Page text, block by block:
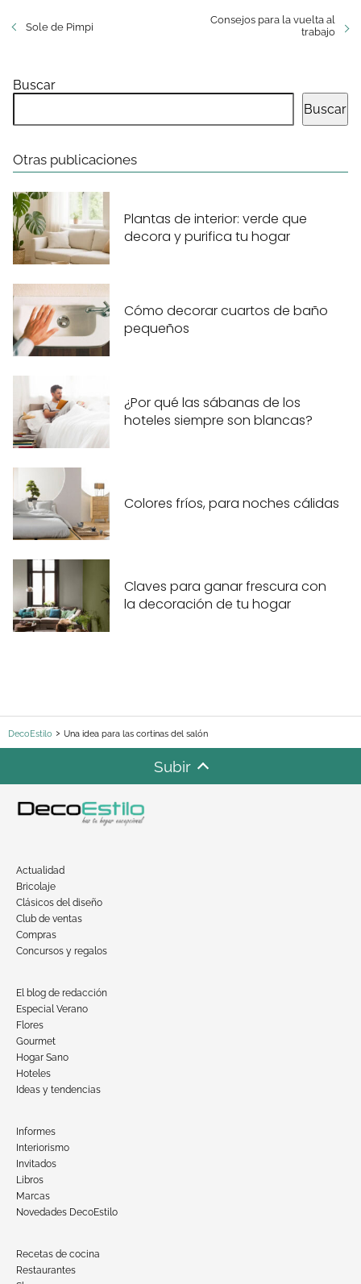
Sole de Pimpi
Consejos para la vuelta al
trabajo
Buscar
Buscar
Otras publicaciones
Plantas de interior: verde que
decora y purifica tu hogar
Cómo decorar cuartos de baño
pequeños
¿Por qué las sábanas de los
hoteles siempre son blancas?
Colores fríos, para noches cálidas
Claves para ganar frescura con
la decoración de tu hogar
DecoEstilo Una idea para las cortinas del salón
Subir
Actualidad
Bricolaje
Clásicos del diseño
Club de ventas
Compras
Concursos y regalos
El blog de redacción
Especial Verano
Flores
Gourmet
Hogar Sano
Hoteles
Ideas y tendencias
Informes
Interiorismo
Invitados
Libros
Marcas
Novedades DecoEstilo
Recetas de cocina
Restaurantes